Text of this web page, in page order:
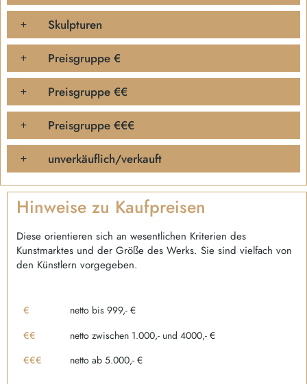
Skulpturen
Preisgruppe €
Preisgruppe €€
Preisgruppe €€€
unverkäuflich/verkauft
Hinweise zu Kaufpreisen
Diese orientieren sich an wesentlichen Kriterien des
Kunstmarktes und der Größe des Werks. Sie sind vielfach von
den Künstlern vorgegeben.
€
€€
€€€
netto bis 999,- €
netto zwischen 1.000,- und 4000,- €
netto ab 5.000,- €